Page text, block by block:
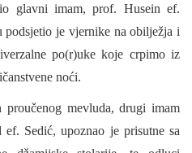
glavni imam, prof. Husein ef.
je vjernike na obilježja i
po(r)uke koje crpimo iz
noći.
mevluda, drugi imam
Sedić, upoznao je prisutne sa